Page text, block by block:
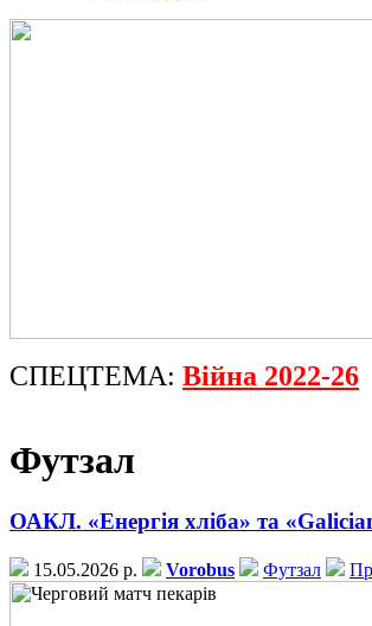
СПЕЦТЕМА: Війна 2022-26
Футзал
ОАКЛ. «Енергія хліба» та
15.05.2026 р. Vorobus Футзал